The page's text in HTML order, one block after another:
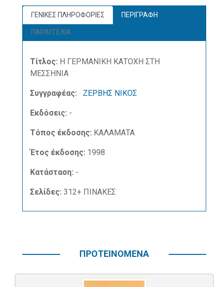
ΓΕΝΙΚΕΣ ΠΛΗΡΟΦΟΡΙΕΣ ΠΕΡΙΓΡΑΦΗ
ΠΑΡΑΓΓΕΛΙΑ
Τίτλος: Η ΓΕΡΜΑΝΙΚΗ ΚΑΤΟΧΗ ΣΤΗ
ΜΕΣΣΗΝΙΑ
Συγγραφέας: ΖΕΡΒΗΣ ΝΙΚΟΣ
Εκδόσεις: -
Τόπος έκδοσης: ΚΑΛΑΜΑΤΑ
Έτος έκδοσης: 1998
Κατάσταση: -
Σελίδες: 312+ ΠΙΝΑΚΕΣ
ΠΡΟΤΕΙΝΟΜΕΝΑ